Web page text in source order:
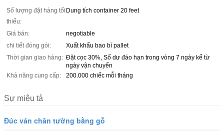
Số lượng đặt hàng tối
thiểu:
Dung tích container 20 feet
Giá bán:
negotiable
chi tiết đóng gói:
Xuất khẩu bao bì pallet
Thời gian giao hàng: Đặt cọc 30%, Số dư đáo hạn trong vòng 7 ngày kể từ
ngày vận chuyển
Khả năng cung cấp:
200.000 chiếc mỗi tháng
Sự miêu tả
Đúc ván chân tường bằng gỗ